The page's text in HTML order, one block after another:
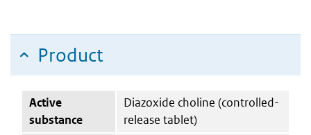
Product
Active
substance
Diazoxide choline (controlled-
release tablet)